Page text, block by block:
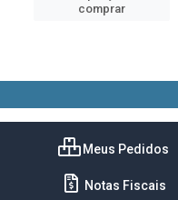
comprar
Meus Pedidos
Notas Fiscais